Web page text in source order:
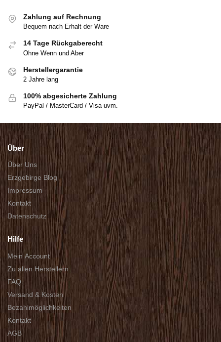
Zahlung auf Rechnung
Bequem nach Erhalt der Ware
14 Tage Rückgaberecht
Ohne Wenn und Aber
Herstellergarantie
2 Jahre lang
100% abgesicherte Zahlung
PayPal / MasterCard / Visa uvm.
Über
Über Uns
Erzgebirge Blog
Impressum
Kontakt
Datenschutz
Hilfe
Mein Account
Zu allen Herstellern
FAQ
Versand & Kosten
Bezahlmöglichkeiten
Kontakt
AGB